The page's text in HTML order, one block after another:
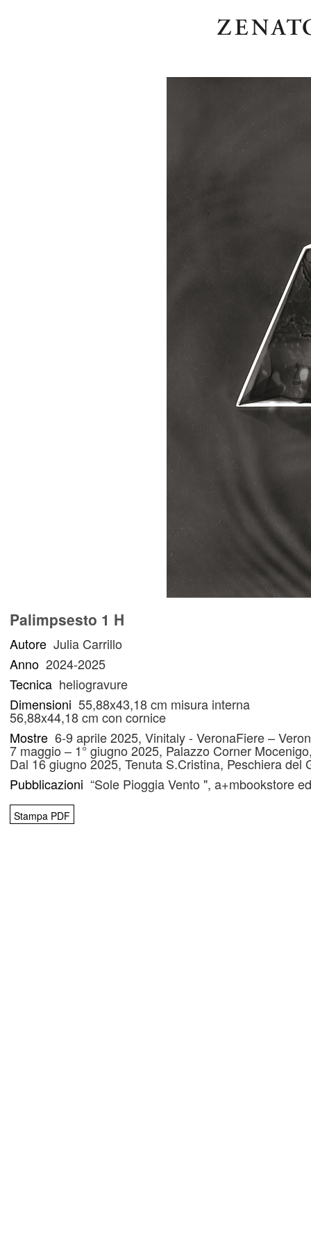
Palimpsesto 1 H
Autore Julia Carrillo
Anno 2024-2025
Tecnica heliogravure
Dimensioni 55,88x43,18 cm misura interna
56,88x44,18 cm con cornice
Mostre 6-9 aprile 2025, Vinitaly - VeronaFiere –
7 maggio – 1° giugno 2025, Palazzo Corner
Dal 16 giugno 2025, Tenuta S.Cristina, Peschiera del
Pubblicazioni “Sole Pioggia Vento ", a+mbookstore
Stampa PDF